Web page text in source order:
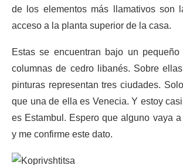
de los elementos más llamativos son
acceso a la planta superior de la casa.
Estas se encuentran bajo un
columnas de cedro libanés. Sobre
pinturas representan tres ciudades.
que una de ella es Venecia. Y estoy
es Estambul. Espero que alguno vaya
y me confirme este dato.